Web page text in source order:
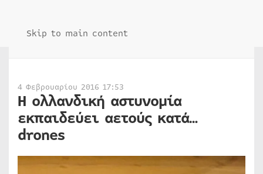
Skip to main content
4 Φεβρουαρίου 2016 17:53
Η ολλανδική αστυνομία
εκπαιδεύει αετούς κατά…
drones